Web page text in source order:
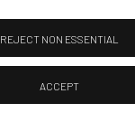
REJECT NON ESSENTIAL
ACCEPT